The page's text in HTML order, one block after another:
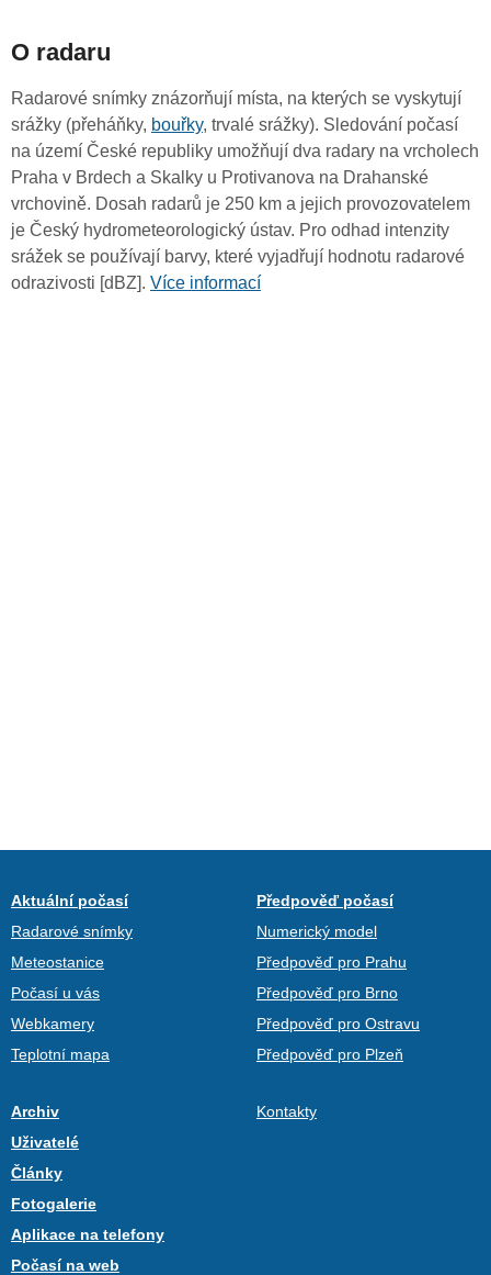
O radaru
Radarové snímky znázorňují místa, na kterých se vyskytují
srážky (přeháňky, bouřky, trvalé srážky). Sledování počasí
na území České republiky umožňují dva radary na vrcholech
Praha v Brdech a Skalky u Protivanova na Drahanské
vrchovině. Dosah radarů je 250 km a jejich provozovatelem
je Český hydrometeorologický ústav. Pro odhad intenzity
srážek se používají barvy, které vyjadřují hodnotu radarové
odrazivosti [dBZ]. Více informací
Aktuální počasí
Radarové snímky
Meteostanice
Počasí u vás
Webkamery
Teplotní mapa
Předpověď počasí
Numerický model
Předpověď pro Prahu
Předpověď pro Brno
Předpověď pro Ostravu
Předpověď pro Plzeň
Archiv
Uživatelé
Články
Fotogalerie
Aplikace na telefony
Počasí na web
Kontakty